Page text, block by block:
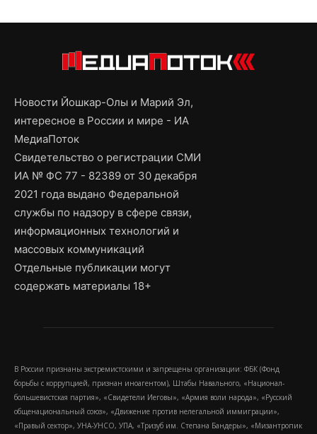
Новости Йошкар-Олы и Марий Эл,
интересное в России и мире - ИА
МедиаПоток
Свидетельство о регистрации СМИ
ИА № ФС 77 - 82389 от 30 декабря
2021 года выдано Федеральной
службы по надзору в сфере связи,
информационных технологий и
массовых коммуникаций
Отдельные публикации могут
содержать материалы 18+
В России признаны экстремистскими и запрещены организации: ФБК (Фонд
борьбы с коррупцией, признан иноагентом), Штабы Навального, «Национал-
большевистская партия», «Свидетели Иеговы», «Армия воли народа», «Русский
общенациональный союз», «Движение против нелегальной иммиграции»,
«Правый сектор», УНА-УНСО, УПА, «Тризуб им. Степана Бандеры», «Мизантропик